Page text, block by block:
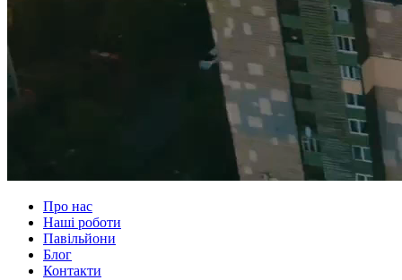
Про нас
Наші роботи
Павільйони
Блог
Контакти